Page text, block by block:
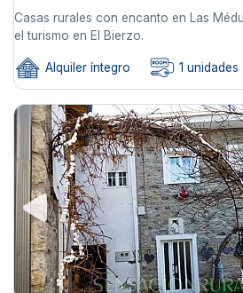
Casas rurales con encanto en Las
el turismo en El Bierzo.
Alquiler íntegro 1 unidades